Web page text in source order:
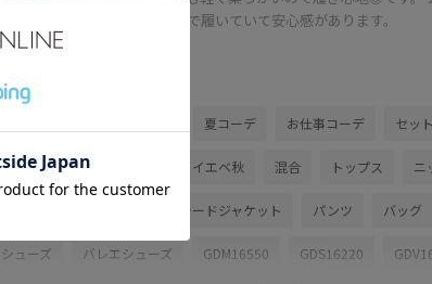
るので履いていて安心感があります。
夏コーデ お仕事コーデ セッ
ROPÉ PICNIC イエベ秋 混合 トップス ニ
テーラードジャケット パンツ バッグ
シューズ バレエシューズ GDM16550 GDS16220